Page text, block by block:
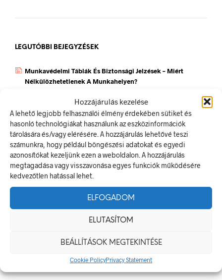
Hozzájárulás kezelése
A lehető legjobb felhasználói élmény érdekében sütiket és
hasonló technológiákat használunk az eszközinformációk
tárolására és/vagy elérésére. A hozzájárulás lehetővé teszi
számunkra, hogy például böngészési adatokat és egyedi
azonosítókat kezeljünk ezen a weboldalon. A hozzájárulás
megtagadása vagy visszavonása egyes funkciók működésére
kedvezőtlen hatással lehet.
ELFOGADOM
ELUTASÍTOM
BEÁLLÍTÁSOK MEGTEKINTÉSE
Cookie PolicyPrivacy Statement
LEGUTÓBBI BEJEGYZÉSEK
Munkavédelmi Táblák És Biztonsági Jelzések – Miért
Nélkülözhetetlenek A Munkahelyen?
És Hogyan Teheted Egyedivé?
Céges Logóval Ellátott Pólók: Az Identitás És Csapatszellem
Megtestesítői
A Biztonságos Hulladékgazdálkodás: A Hulladékgyűjtő
Jelek Fontossága
A Munkavédelmi Rendelet És A Biztonsági Táblák: Az
LEGUTÓBBI HOZZÁSZÓLÁSOK